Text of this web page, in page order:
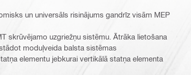
un universāls risinājums gandrīz visām MEP
skrūvējamo uzgriežņu sistēmu. Ātrāka lietošana
moduļveida balsta sistēmas
elementu jebkurai vertikālā statņa elementa